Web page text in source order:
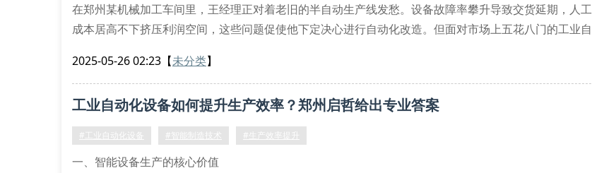
在郑州某机械加工车间里，王经理正对着老旧的半自动生产线发愁。设备故障率攀升导致交货延期，人工
成本居高不下挤压利润空间，这些问题促使他下定决心进行自动化改造。但面对市场上五花八门的工业自
选购设备的五大黄金准则
匹配生产需求：根据产品类型选择装配机械臂或智能检测设备，避免功能过剩造成资源浪费
考察技术参数：重点对比设备
2025-05-26 02:23 【未分类】
工业自动化设备如何提升生产效率？郑州启哲给出专业答案
#工业自动化设备 #智能制造技术 #生产效率提升
一、智能设备生产的核心价值